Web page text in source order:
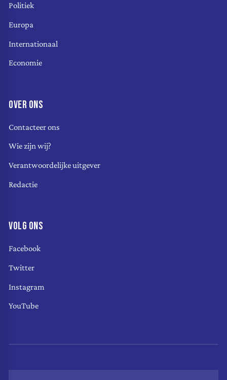
Politiek
Europa
Internationaal
Economie
OVER ONS
Contacteer ons
Wie zijn wij?
Verantwoordelijke uitgever
Redactie
VOLG ONS
Facebook
Twitter
Instagram
YouTube